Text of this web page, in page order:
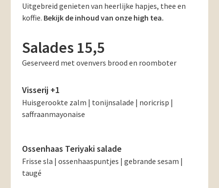
Uitgebreid genieten van heerlijke hapjes, thee en
koffie. Bekijk de inhoud van onze high tea.
Salades 15,5
Geserveerd met ovenvers brood en roomboter
Visserij +1
Huisgerookte zalm | tonijnsalade | noricrisp |
saffraanmayonaise
Ossenhaas Teriyaki salade
Frisse sla | ossenhaaspuntjes | gebrande sesam |
taugé